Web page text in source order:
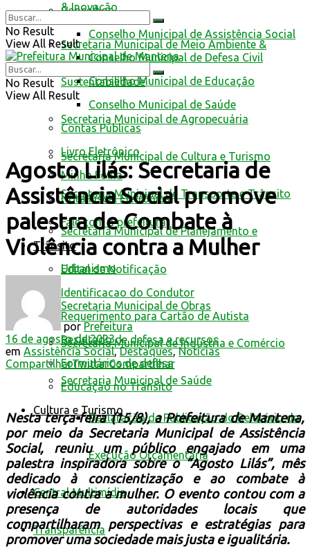
Conselhos
Conselho Municipal de Assistência Social
Conselho Municipal de Defesa Civil
Conselho Municipal de Educação
Conselho Municipal de Saúde
Contas Públicas
Livro Eletrônico
Minha Folha
Nota Fiscal Eletrônica
Fale com a prefeitura
Trânsito
Edital de Notificação
Identificacao do Condutor
Requerimento para Cartão de Autista
Resultado de defesa e recursos
Formulários de defesa
Educação no Trânsito
Cultura e Turismo
& Inovação
Secretaria Municipal de Meio Ambiente &
Sustentabilidade
Secretaria Municipal de Agropecuária
Secretaria Municipal de Cultura e Turismo
Secretaria Municipal de Transporte e Trânsito
Secretaria Municipal de Planejamento e
Urbanismo
Secretaria Municipal de Obras
Secretaria Municipal de Indústria e Comércio
Secretaria Municipal de Saúde
Declaração de Publicação do Relatório da
Execução Orçamentária
Central Multimídia
Transparência
No Result
View All Result
No Result
View All Result
Agosto Lilás: Secretaria de
Assistência Social promove
palestra de Combate à
Violência contra a Mulher
por Prefeitura
16 de agosto de 2023
em Assistência Social,Destaques,Notícias
CompartilharTwittarCompartilhar
Nesta terça-feira (15/8), a Prefeitura de Mantena,
por meio da Secretaria Municipal de Assistência
Social, reuniu um público engajado em uma
palestra inspiradora sobre o “Agosto Lilás”, mês
dedicado à conscientização e ao combate à
violência contra a mulher. O evento contou com a
presença de autoridades locais que
compartilharam perspectivas e estratégias para
promover uma sociedade mais justa e igualitária.